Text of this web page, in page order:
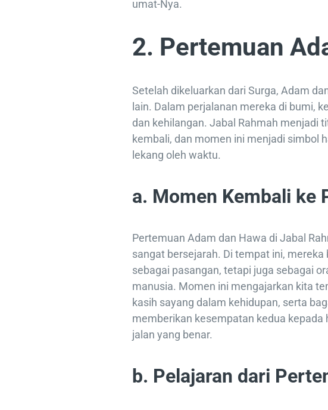
umat-Nya.
2. Pertemuan
Setelah dikeluarkan dari Surga, Adam
lain. Dalam perjalanan mereka di bumi,
dan kehilangan. Jabal Rahmah menjadi
kembali, dan momen ini menjadi simbol
lekang oleh waktu.
a. Momen Kembali ke
Pertemuan Adam dan Hawa di Jabal
sangat bersejarah. Di tempat ini,
sebagai pasangan, tetapi juga sebagai
manusia. Momen ini mengajarkan kita
kasih sayang dalam kehidupan, serta
memberikan kesempatan kedua kepada
jalan yang benar.
b. Pelajaran dari